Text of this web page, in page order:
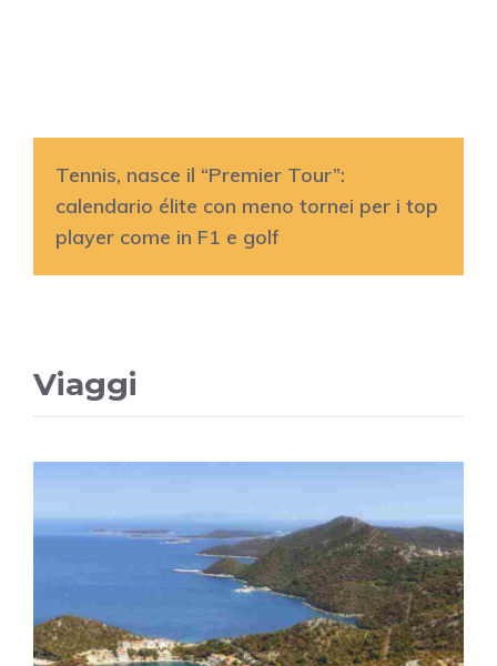
Tennis, nasce il “Premier Tour”:
calendario élite con meno tornei per i top
player come in F1 e golf
Viaggi